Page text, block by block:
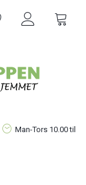
Man-Tors 10.00 til